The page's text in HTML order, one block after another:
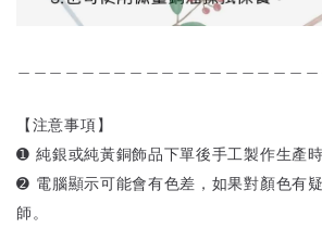
【注意事項】
➊ 純銀或純黃銅飾品下單後手工製作生產時
➋ 電腦顯示可能會有色差，如果對顏色有
師。